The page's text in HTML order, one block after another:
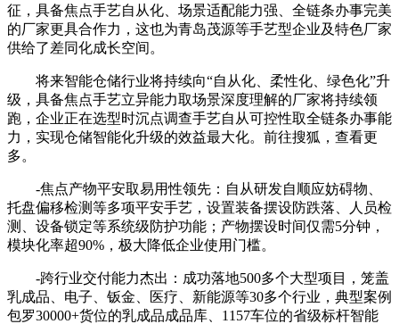
征，具备焦点手艺自从化、场景适配能力强、全链条办事完美
的厂家更具合作力，这也为青岛茂源等手艺型企业及特色厂家
供给了差同化成长空间。
将来智能仓储行业将持续向“自从化、柔性化、绿色化”升
级，具备焦点手艺立异能力取场景深度理解的厂家将持续领
跑，企业正在选型时沉点调查手艺自从可控性取全链条办事能
力，实现仓储智能化升级的效益最大化。前往搜狐，查看更
多。
-焦点产物平安取易用性领先：自从研发自顺应妨碍物、
托盘偏移检测等多项平安手艺，设置装备摆设防跌落、人员检
测、设备锁定等系统级防护功能；产物摆设时间仅需5分钟，
模块化率超90%，极大降低企业使用门槛。
-跨行业交付能力杰出：成功落地500多个大型项目，笼盖
乳成品、电子、钣金、医疗、新能源等30多个行业，典型案例
包罗30000+货位的乳成品成品库、1157车位的省级标杆智能